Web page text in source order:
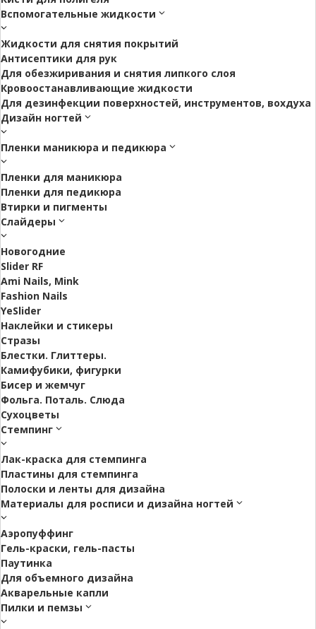
Вспомогательные жидкости
Жидкости для снятия покрытий
Антисептики для рук
Для обезжиривания и снятия липкого слоя
Кровоостанавливающие жидкости
Для дезинфекции поверхностей, инструментов, вохдуха
Дизайн ногтей
Пленки маникюра и педикюра
Пленки для маникюра
Пленки для педикюра
Втирки и пигменты
Слайдеры
Новогодние
Slider RF
Ami Nails, Mink
Fashion Nails
YeSlider
Наклейки и стикеры
Стразы
Блестки. Глиттеры.
Камифубики, фигурки
Бисер и жемчуг
Фольга. Поталь. Слюда
Сухоцветы
Стемпинг
Лак-краска для стемпинга
Пластины для стемпинга
Полоски и ленты для дизайна
Материалы для росписи и дизайна ногтей
Аэропуффинг
Гель-краски, гель-пасты
Паутинка
Для объемного дизайна
Акварельные капли
Пилки и пемзы